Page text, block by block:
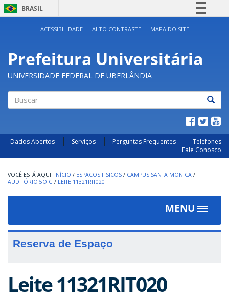
BRASIL
Participe
Acesso à informação
ACESSIBILIDADE ALTO CONTRASTE MAPA DO SITE
Prefeitura Universitária
UNIVERSIDADE FEDERAL DE UBERLÂNDIA
Dados Abertos Serviços Perguntas Frequentes
Telefones
Fale Conosco
INÍCIO / ESPACOS FISICOS / CAMPUS SANTA MONICA /
AUDITÓRIO 5O G / LEITE 11321RIT020
MENU
Toggle
Reserva de Espaço
Leite 11321RIT020